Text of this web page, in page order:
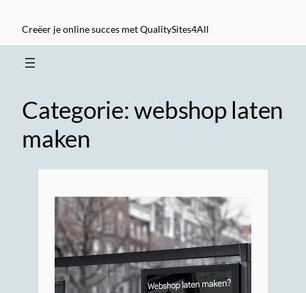
Creëer je online succes met QualitySites4All
Categorie:webshop laten
maken